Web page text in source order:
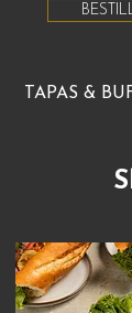
TAPAS &